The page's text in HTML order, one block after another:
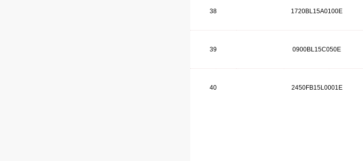
38 1720BL15A0100E
39 0900BL15C050E
40 2450FB15L0001E